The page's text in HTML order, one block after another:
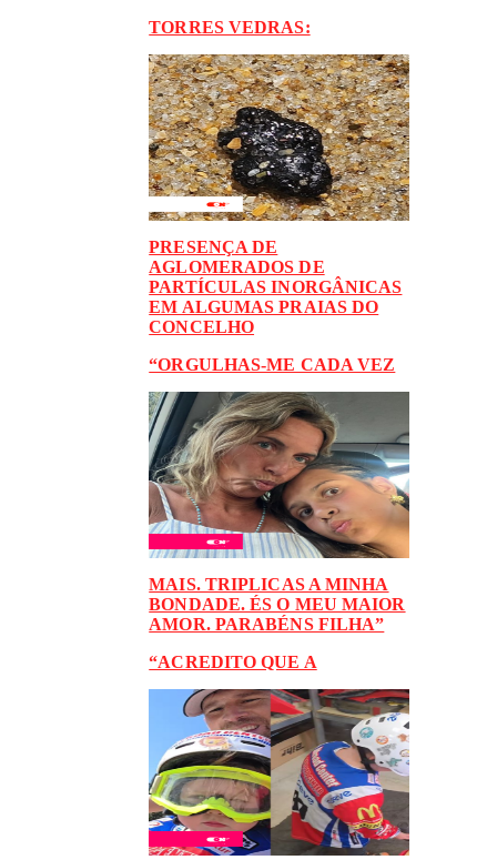
TORRES VEDRAS:
PRESENÇA DE
AGLOMERADOS DE
PARTÍCULAS INORGÂNICAS
EM ALGUMAS PRAIAS DO
CONCELHO
“ORGULHAS-ME CADA VEZ
MAIS. TRIPLICAS A MINHA
BONDADE. ÉS O MEU MAIOR
AMOR. PARABÉNS FILHA”
“ACREDITO QUE A